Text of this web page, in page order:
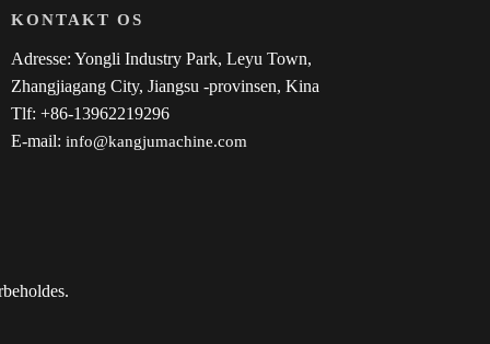
KONTAKT OS
Adresse: Yongli Industry Park, Leyu Town,
Zhangjiagang City, Jiangsu -provinsen, Kina
Tlf: +86-13962219296
E-mail: info@kangjumachine.com